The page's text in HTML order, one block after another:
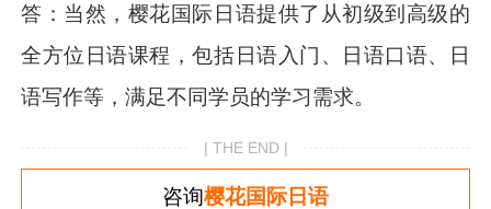
答：当然，樱花国际日语提供了从初级到高级的
全方位日语课程，包括日语入门、日语口语、日
语写作等，满足不同学员的学习需求。
| THE END |
咨询樱花国际日语